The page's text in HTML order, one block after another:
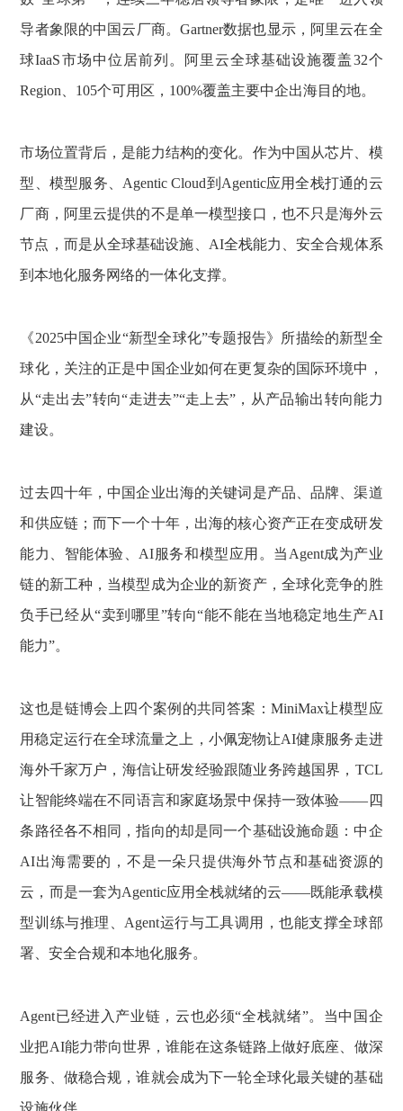
导者象限的中国云厂商。Gartner数据也显示，阿里云在全
球IaaS市场中位居前列。阿里云全球基础设施覆盖32个
Region、105个可用区，100%覆盖主要中企出海目的地。
市场位置背后，是能力结构的变化。作为中国从芯片、模
型、模型服务、Agentic Cloud到Agentic应用全栈打通的云
厂商，阿里云提供的不是单一模型接口，也不只是海外云
节点，而是从全球基础设施、AI全栈能力、安全合规体系
到本地化服务网络的一体化支撑。
《2025中国企业“新型全球化”专题报告》所描绘的新型全
球化，关注的正是中国企业如何在更复杂的国际环境中，
从“走出去”转向“走进去”“走上去”，从产品输出转向能力
建设。
过去四十年，中国企业出海的关键词是产品、品牌、渠道
和供应链；而下一个十年，出海的核心资产正在变成研发
能力、智能体验、AI服务和模型应用。当Agent成为产业
链的新工种，当模型成为企业的新资产，全球化竞争的胜
负手已经从“卖到哪里”转向“能不能在当地稳定地生产AI
能力”。
这也是链博会上四个案例的共同答案：MiniMax让模型应
用稳定运行在全球流量之上，小佩宠物让AI健康服务走进
海外千家万户，海信让研发经验跟随业务跨越国界，TCL
让智能终端在不同语言和家庭场景中保持一致体验——四
条路径各不相同，指向的却是同一个基础设施命题：中企
AI出海需要的，不是一朵只提供海外节点和基础资源的
云，而是一套为Agentic应用全栈就绪的云——既能承载模
型训练与推理、Agent运行与工具调用，也能支撑全球部
署、安全合规和本地化服务。
Agent已经进入产业链，云也必须“全栈就绪”。当中国企
业把AI能力带向世界，谁能在这条链路上做好底座、做深
服务、做稳合规，谁就会成为下一轮全球化最关键的基础
设施伙伴。